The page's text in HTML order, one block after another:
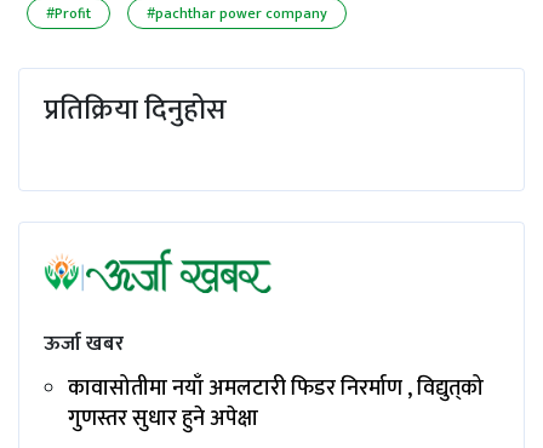
#Profit #pachthar power company
प्रतिक्रिया दिनुहोस
ऊर्जा खबर
कावासोतीमा नयाँ अमलटारी फिडर निरर्माण , विद्युत्‌को
गुणस्तर सुधार हुने अपेक्षा